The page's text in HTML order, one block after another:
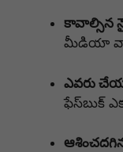
కావాల్సిన
మీడియా
ఎవరు
ఫేస్‌బుక్